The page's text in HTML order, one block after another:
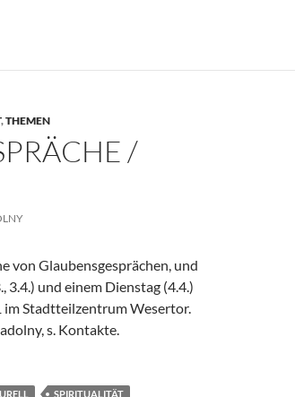
,THEMEN
/
von Glaubensgesprächen, und
3.4.) und einem Dienstag (4.4.)
im Stadtteilzentrum Wesertor.
s. Kontakte.
SPIRITUALITÄT